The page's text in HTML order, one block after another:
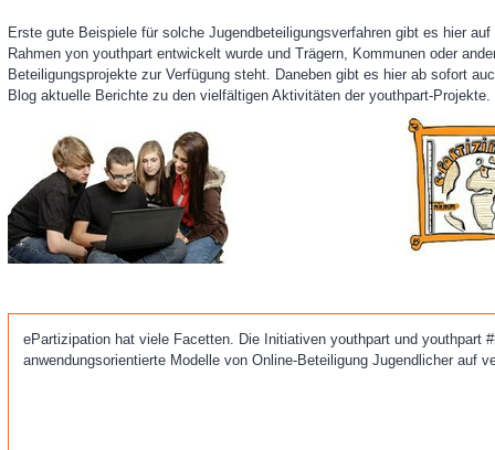
Erste gute Beispiele für solche Jugendbeteiligungsverfahren gibt es hier
Rahmen yon youthpart entwickelt wurde und Trägern, Kommunen oder
Beteiligungsprojekte zur Verfügung steht. Daneben gibt es hier ab sofort
Blog aktuelle Berichte zu den vielfältigen Aktivitäten der youthpart-
ePartizipation hat viele Facetten. Die Initiativen youthpart und youthpart
anwendungsorientierte Modelle von Online-Beteiligung Jugendlicher auf